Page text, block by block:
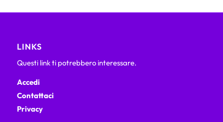
LINKS
Questi link ti potrebbero interessare.
Accedi
Contattaci
Privacy